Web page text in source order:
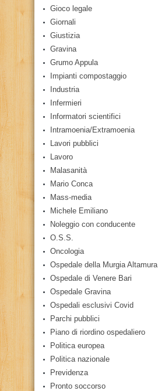
Gioco legale
Giornali
Giustizia
Gravina
Grumo Appula
Impianti compostaggio
Industria
Infermieri
Informatori scientifici
Intramoenia/Extramoenia
Lavori pubblici
Lavoro
Malasanità
Mario Conca
Mass-media
Michele Emiliano
Noleggio con conducente
O.S.S.
Oncologia
Ospedale della Murgia Altamura
Ospedale di Venere Bari
Ospedale Gravina
Ospedali esclusivi Covid
Parchi pubblici
Piano di riordino ospedaliero
Politica europea
Politica nazionale
Previdenza
Pronto soccorso